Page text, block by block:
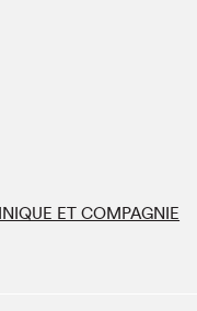
ET COMPAGNIE